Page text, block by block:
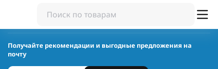
Получайте рекомендации и выгодные предложения на
почту